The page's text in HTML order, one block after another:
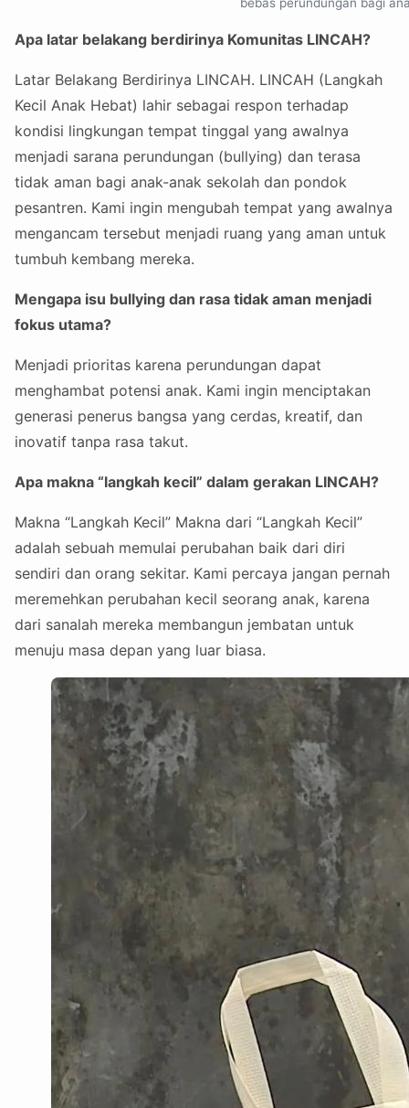
Apa latar belakang berdirinya Komunitas LINCAH?
Latar Belakang Berdirinya LINCAH. LINCAH (Langkah
Kecil Anak Hebat) lahir sebagai respon terhadap
kondisi lingkungan tempat tinggal yang awalnya
menjadi sarana perundungan (bullying) dan terasa
tidak aman bagi anak-anak sekolah dan pondok
pesantren. Kami ingin mengubah tempat yang awalnya
mengancam tersebut menjadi ruang yang aman untuk
tumbuh kembang mereka.
Mengapa isu bullying dan rasa tidak aman menjadi
fokus utama?
Menjadi prioritas karena perundungan dapat
menghambat potensi anak. Kami ingin menciptakan
generasi penerus bangsa yang cerdas, kreatif, dan
inovatif tanpa rasa takut.
Apa makna “langkah kecil” dalam gerakan LINCAH?
Makna “Langkah Kecil” Makna dari “Langkah Kecil”
adalah sebuah memulai perubahan baik dari diri
sendiri dan orang sekitar. Kami percaya jangan pernah
meremehkan perubahan kecil seorang anak, karena
dari sanalah mereka membangun jembatan untuk
menuju masa depan yang luar biasa.